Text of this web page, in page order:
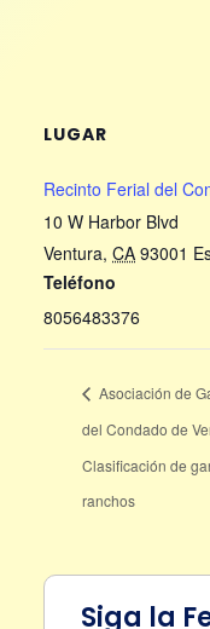
LUGAR
Recinto Ferial del
10 W Harbor Blvd
Ventura, CA 93001
Teléfono
8056483376
Asociación de
del Condado de
Clasificación de
ranchos
Siga la